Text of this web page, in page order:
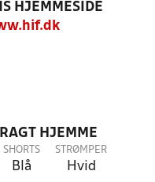
HJEMMESIDE
HJEMME
SHORTS
Blå
STRØMPER
Hvid